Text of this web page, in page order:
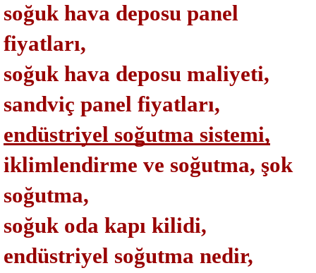
soğuk hava deposu panel
fiyatları,
soğuk hava deposu maliyeti,
sandviç panel fiyatları,
endüstriyel soğutma sistemi,
iklimlendirme ve soğutma, şok
soğutma,
soğuk oda kapı kilidi,
endüstriyel soğutma nedir,